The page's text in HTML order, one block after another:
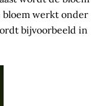
bloem werkt onder
bijvoorbeeld in